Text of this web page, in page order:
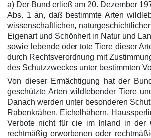
a) Der Bund erließ am 20. Dezember
Abs. 1 an, daß bestimmte Arten
wissenschaftlichen,
Eigenart und Schönheit in Natur und
sowie lebende oder tote Tiere dieser
durch Rechtsverordnung mit
des Schutzzweckes unter bestimmten
Von dieser Ermächtigung hat der
geschützte Arten wildlebender Tiere
Danach werden unter besonderen
Rabenkrähen, Eichelhähern,
Verbote nicht für die im Inland in der
rechtmäßig erworbenen oder